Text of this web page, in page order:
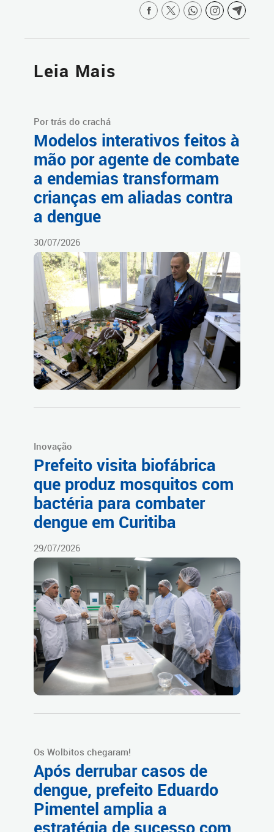
Leia Mais
Por trás do crachá
Modelos interativos feitos à
mão por agente de combate
a endemias transformam
crianças em aliadas contra
a dengue
30/07/2026
Inovação
Prefeito visita biofábrica
que produz mosquitos com
bactéria para combater
dengue em Curitiba
29/07/2026
Os Wolbitos chegaram!
Após derrubar casos de
dengue, prefeito Eduardo
Pimentel amplia a
estratégia de sucesso com